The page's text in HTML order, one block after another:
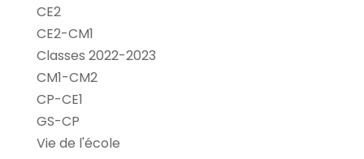
CE2
CE2-CM1
Classes 2022-2023
CM1-CM2
CP-CE1
GS-CP
Vie de l'école